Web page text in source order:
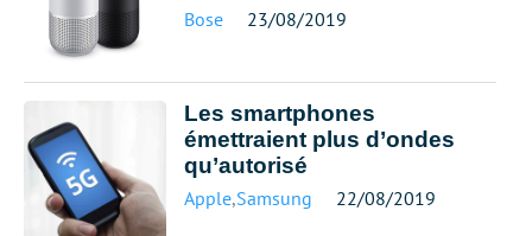
Bose 23/08/2019
Les smartphones
émettraient plus d’ondes
qu’autorisé
Apple,Samsung 22/08/2019